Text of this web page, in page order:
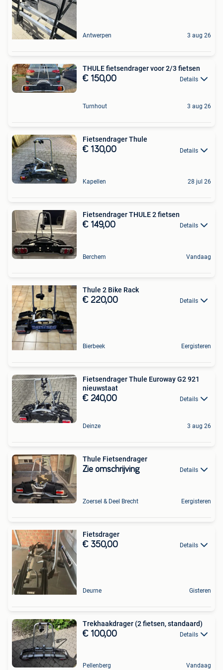
Antwerpen 3 aug 26
THULE fietsendrager voor 2/3 fietsen
€ 150,00 Details
Turnhout 3 aug 26
Fietsendrager Thule
€ 130,00 Details
Kapellen 28 jul 26
Fietsendrager THULE 2 fietsen
€ 149,00 Details
Berchem Vandaag
Thule 2 Bike Rack
€ 220,00 Details
Bierbeek Eergisteren
Fietsendrager Thule Euroway G2 921
nieuwstaat
€ 240,00 Details
Deinze 3 aug 26
Thule Fietsendrager
Zie omschrijving Details
Zoersel & Deel Brecht Eergisteren
Fietsdrager
€ 350,00 Details
Deurne Gisteren
Trekhaakdrager (2 fietsen, standaard)
€ 100,00 Details
Pellenberg Vandaag